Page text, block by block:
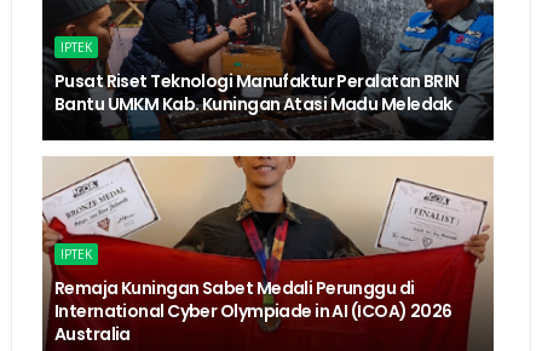
IPTEK
Pusat Riset Teknologi Manufaktur Peralatan BRIN
Bantu UMKM Kab. Kuningan Atasi Madu Meledak
IPTEK
Remaja Kuningan Sabet Medali Perunggu di
International Cyber Olympiade in AI (ICOA) 2026
Australia